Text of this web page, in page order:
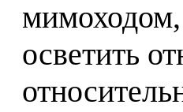
мимоходом,
осветить